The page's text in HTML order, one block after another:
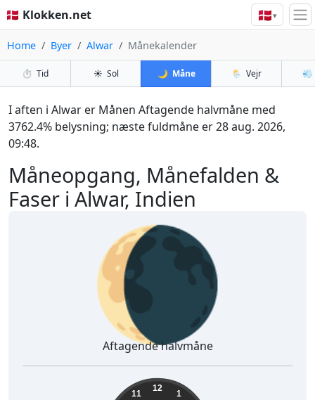
🇩🇰 Klokken.net 🇩🇰▾
Home Byer Alwar Månekalender
⏱️ Tid ☀️ Sol 🌙 Måne 🌦️ Vejr 💨
Måneopgang, Månefalden &
Faser i Alwar, Indien
I aften i Alwar er Månen Aftagende halvmåne med
3762.4% belysning; næste fuldmåne er 28 aug. 2026,
09:48.
🌘
Aftagende halvmåne
12
1
11